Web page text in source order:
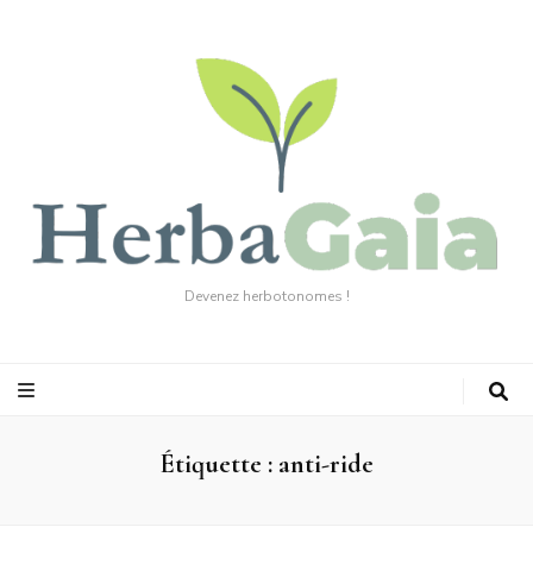
Devenez herbotonomes !
Étiquette : anti-ride